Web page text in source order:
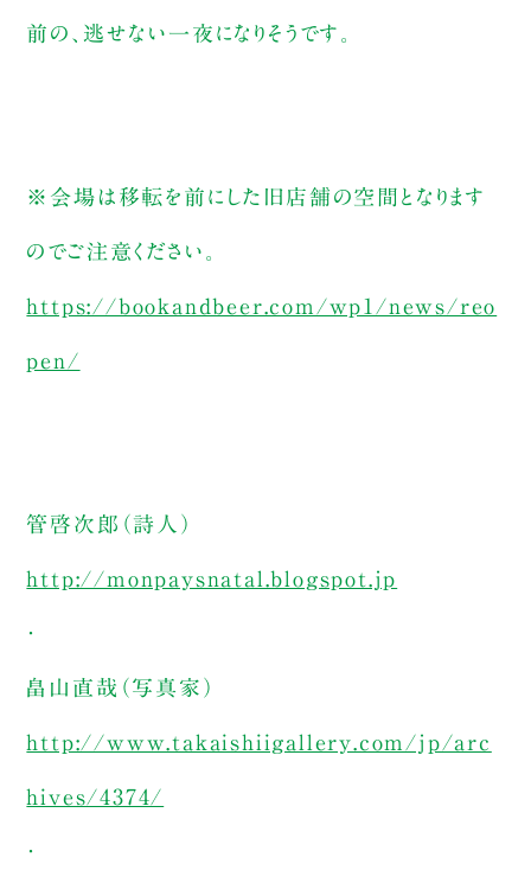
前の、逃せない一夜になりそうです。
※会場は移転を前にした旧店舗の空間となります
のでご注意ください。
https://bookandbeer.com/wp1/news/reo
pen/
管啓次郎（詩人）
http://monpaysnatal.blogspot.jp
・
畠山直哉（写真家）
http://www.takaishiigallery.com/jp/arc
hives/4374/
・